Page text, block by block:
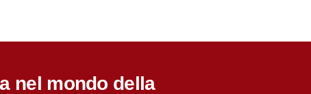
nel mondo della